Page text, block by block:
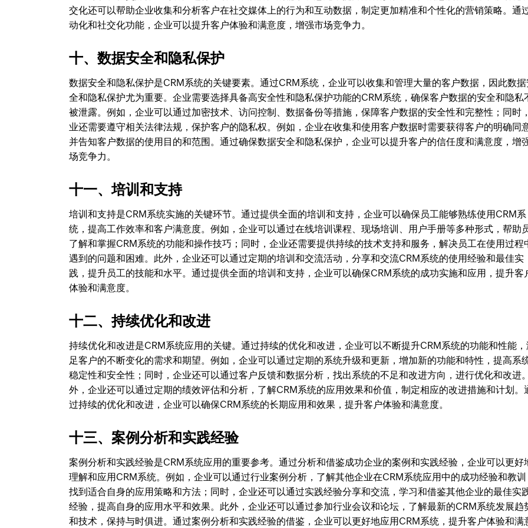
交化还可以帮助企业收集和分析客户在社交媒体上的行为和互动数据，制定更加精准和个性化的营销策略。通
动化和社交化功能，企业可以提升客户体验和满意度，增强市场竞争力。
十、数据安全和隐私保护
数据安全和隐私保护是CRM系统的关键要素。通过CRM系统，企业可以收集和管理大量的客户数据，因此数
全和隐私保护尤为重要。企业需要选择具备高安全性和隐私保护功能的CRM系统，确保客户数据的安全和隐私
被泄露。例如，企业可以通过加密技术、访问控制、数据备份等措施，保障客户数据的安全性和完整性；同时
业还需要遵守相关法律法规，保护客户的隐私权。例如，企业在收集和使用客户数据时需要获得客户的明确同
并告知客户数据的使用目的和范围。通过确保数据安全和隐私保护，企业可以提升客户的信任度和满意度，增
场竞争力。
十一、培训和支持
培训和支持是CRM系统实施的关键环节。通过提供全面的培训和支持，企业可以确保员工能够熟练使用CRM系
统，提高工作效率和客户满意度。例如，企业可以通过在线培训课程、现场培训、用户手册等多种形式，帮助
了解和掌握CRM系统的功能和操作技巧；同时，企业还需要提供持续的技术支持和服务，解决员工在使用过程
遇到的问题和困难。此外，企业还可以通过定期的培训和交流活动，分享和交流CRM系统的使用经验和最佳实
践，提升员工的技能和水平。通过提供全面的培训和支持，企业可以确保CRM系统的成功实施和应用，提升客
体验和满意度。
十二、持续优化和改进
持续优化和改进是CRM系统应用的关键。通过持续的优化和改进，企业可以不断提升CRM系统的功能和性能
足客户的不断变化的需求和期望。例如，企业可以通过定期的系统升级和更新，增加新的功能和特性，提高系
稳定性和安全性；同时，企业还可以通过客户反馈和数据分析，找出系统的不足和改进方向，进行优化和改进
外，企业还可以通过定期的绩效评估和分析，了解CRM系统的应用效果和价值，制定相应的改进措施和计划。
过持续的优化和改进，企业可以确保CRM系统的长期应用和效果，提升客户体验和满意度。
十三、案例分析和实践经验
案例分析和实践经验是CRM系统应用的重要参考。通过分析和借鉴成功企业的案例和实践经验，企业可以更好
理解和应用CRM系统。例如，企业可以通过行业案例分析，了解其他企业在CRM系统应用中的成功经验和教训
找到适合自身的应用策略和方法；同时，企业还可以通过实践经验分享和交流，学习和借鉴其他企业的最佳实
经验，提高自身的应用水平和效果。此外，企业还可以通过参加行业会议和论坛，了解最新的CRM系统发展趋
和技术，保持与时俱进。通过案例分析和实践经验的借鉴，企业可以更好地应用CRM系统，提升客户体验和满